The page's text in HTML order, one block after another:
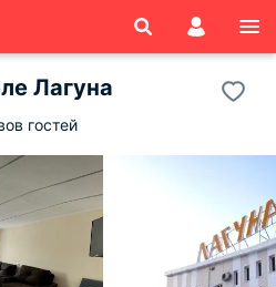
Лагуна
гостей